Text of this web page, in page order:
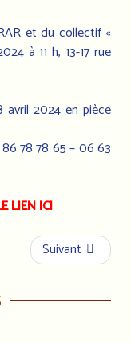
et du collectif «
à 11 h, 13-17 rue
avril 2024 en pièce
78 78 65 – 06 63
LIEN ICI
Suivant